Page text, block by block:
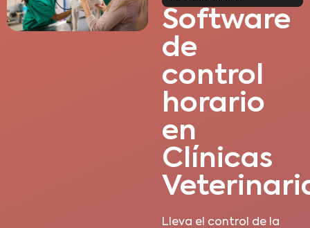
Software
de
control
horario
en
Clínicas
Lleva el control de la